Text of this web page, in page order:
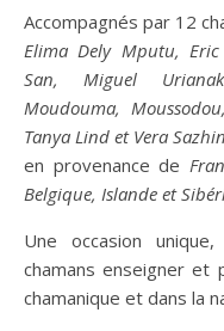
Accompagnés par 12
Elima Dely Mputu,
San, Miguel
Moudouma,
Tanya Lind et Vera
en provenance de
Belgique, Islande et
Une occasion
chamans enseigner et
chamanique et dans la